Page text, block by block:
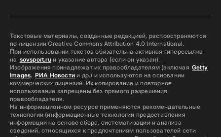
Текстовые материалы, созданные редакцией, распространяются
по лицензии Creative Commons Attribution 4.0 International.
При использовании текстов обязательна активная гиперссылка
на sovsport.ruи указание автора (если он указан).
Изображения принадлежат их правообладателям (включая Getty
Images, РИА Новостии др.) и используются на основании
коммерческих лицензий. Их копирование и повторное
использование запрещены без прямого разрешения
правообладателя.
На информационном ресурсе применяются рекомендательные
технологии (информационные технологии предоставления
информации на основе сбора, систематизации и анализа
сведений, относящихся к предпочтениям пользователей сети